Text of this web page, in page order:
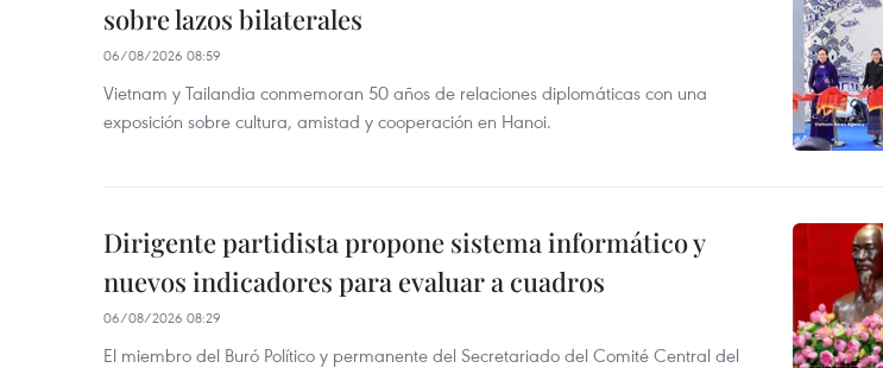
sobre lazos bilaterales
06/08/2026 08:59
Vietnam y Tailandia conmemoran 50 años de relaciones diplomáticas con una
exposición sobre cultura, amistad y cooperación en Hanoi.
Dirigente partidista propone sistema informático y
nuevos indicadores para evaluar a cuadros
06/08/2026 08:29
El miembro del Buró Político y permanente del Secretariado del Comité Central del